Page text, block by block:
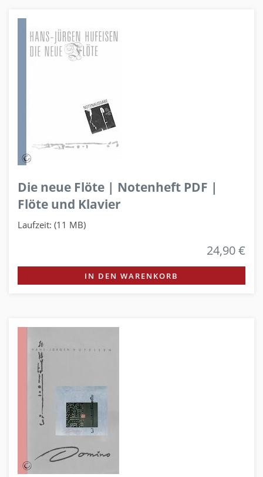
Die neue Flöte | Notenheft PDF |
Flöte und Klavier
Laufzeit: (11 MB)
24,90 €
IN DEN WARENKORB